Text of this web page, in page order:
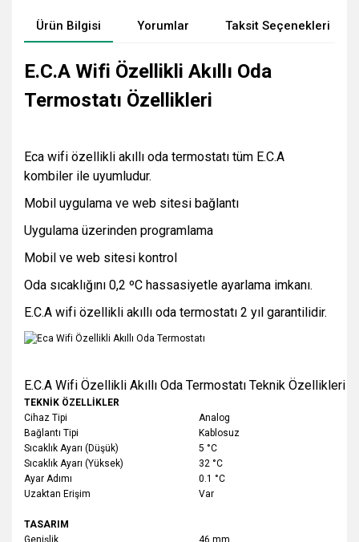
Ürün Bilgisi Yorumlar Taksit Seçenekleri
E.C.A Wifi Özellikli Akıllı Oda
Termostatı Özellikleri
Eca wifi özellikli akıllı oda termostatı tüm E.C.A
kombiler ile uyumludur.
Mobil uygulama ve web sitesi bağlantı
Uygulama üzerinden programlama
Mobil ve web sitesi kontrol
Oda sıcaklığını 0,2 ºC hassasiyetle ayarlama imkanı.
E.C.A wifi özellikli akıllı oda termostatı 2 yıl garantilidir.
E.C.A Wifi Özellikli Akıllı Oda Termostatı Teknik Özellikleri
TEKNİK ÖZELLİKLER
Cihaz Tipi
Analog
Bağlantı Tipi
Kablosuz
Sıcaklık Ayarı (Düşük)
5 °C
Sıcaklık Ayarı (Yüksek)
32 °C
Ayar Adımı
0.1 °C
Uzaktan Erişim
Var
TASARIM
Genişlik
46 mm